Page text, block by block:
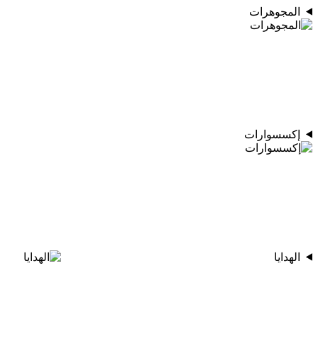
المجوهرات
إكسسوارات
الهدايا